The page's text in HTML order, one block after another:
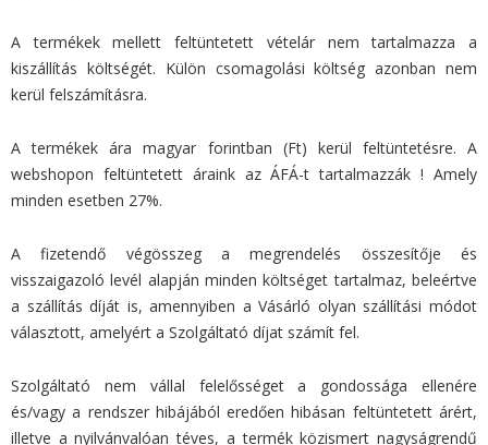
A termékek mellett feltüntetett vételár nem tartalmazza a
kiszállítás költségét. Külön csomagolási költség azonban nem
kerül felszámításra.
A termékek ára magyar forintban (Ft) kerül feltüntetésre. A
webshopon feltüntetett áraink az ÁFÁ-t tartalmazzák ! Amely
minden esetben 27%.
A fizetendő végösszeg a megrendelés összesítője és
visszaigazoló levél alapján minden költséget tartalmaz, beleértve
a szállítás díját is, amennyiben a Vásárló olyan szállítási módot
választott, amelyért a Szolgáltató díjat számít fel.
Szolgáltató nem vállal felelősséget a gondossága ellenére
és/vagy a rendszer hibájából eredően hibásan feltüntetett árért,
illetve a nyilvánvalóan téves, a termék közismert nagyságrendű